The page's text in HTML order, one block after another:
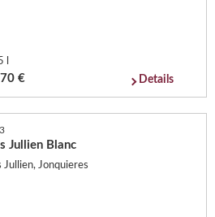
l
€ Details
Jullien Blanc
Jullien, Jonquieres